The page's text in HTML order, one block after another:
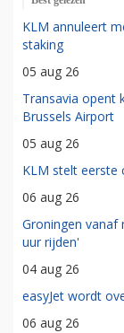
KLM annuleert
staking
05 aug 26
Transavia opent
Brussels Airport
05 aug 26
KLM stelt eerste
06 aug 26
Groningen vanaf
uur rijden'
04 aug 26
easyJet wordt
06 aug 26